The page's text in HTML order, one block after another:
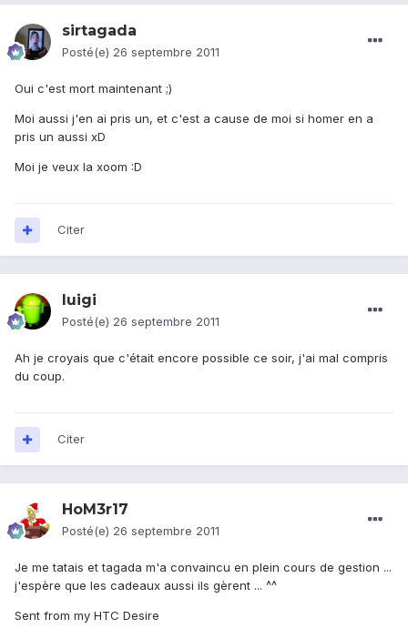
sirtagada
Posté(e) 26 septembre 2011
Oui c'est mort maintenant ;)
Moi aussi j'en ai pris un, et c'est a cause de moi si homer en a
pris un aussi xD
Moi je veux la xoom :D
Citer
luigi
Posté(e) 26 septembre 2011
Ah je croyais que c'était encore possible ce soir, j'ai mal compris
du coup.
Citer
HoM3r17
Posté(e) 26 septembre 2011
Je me tatais et tagada m'a convaincu en plein cours de gestion ...
j'espère que les cadeaux aussi ils gèrent ... ^^
Sent from my HTC Desire